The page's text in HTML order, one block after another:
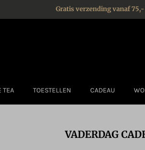
Gratis verzending vanaf
TEA TOESTELLEN CADEAU
VADERDAG